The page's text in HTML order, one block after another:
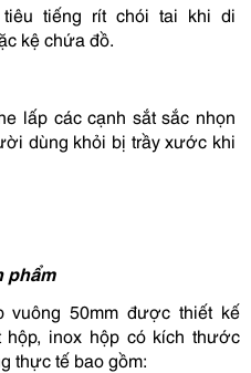
tiêu tiếng rít chói tai khi di
kệ chứa đồ.
lấp các cạnh sắt sắc nhọn
dùng khỏi bị trầy xước khi
phẩm
vuông 50mm được thiết kế
inox hộp có kích thước
thực tế bao gồm: